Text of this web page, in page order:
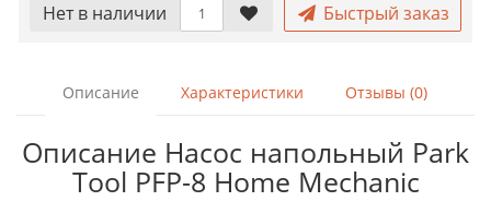
Нет в наличии Быстрый заказ
Описание Характеристики Отзывы (0)
Описание Насос напольный Park
Tool PFP-8 Home Mechanic